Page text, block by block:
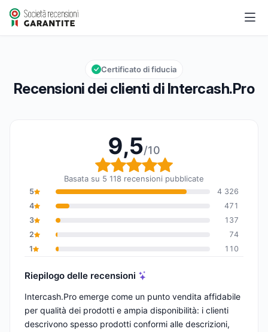
Intercash.Pro
Valutazione globale: 9,5 su 10
9,5/10
Recensioni dei clienti di Intercash.Pro
Certificato di fiducia
9,5/10
Valutazione globale:
Basata su 5 118 recensioni pubblicate
5
4 326
4
471
3
137
2
74
1
110
Riepilogo delle recensioni
Intercash.Pro emerge come un punto vendita affidabile
per qualità dei prodotti e ampia disponibilità: i clienti
descrivono spesso prodotti conformi alle descrizioni,